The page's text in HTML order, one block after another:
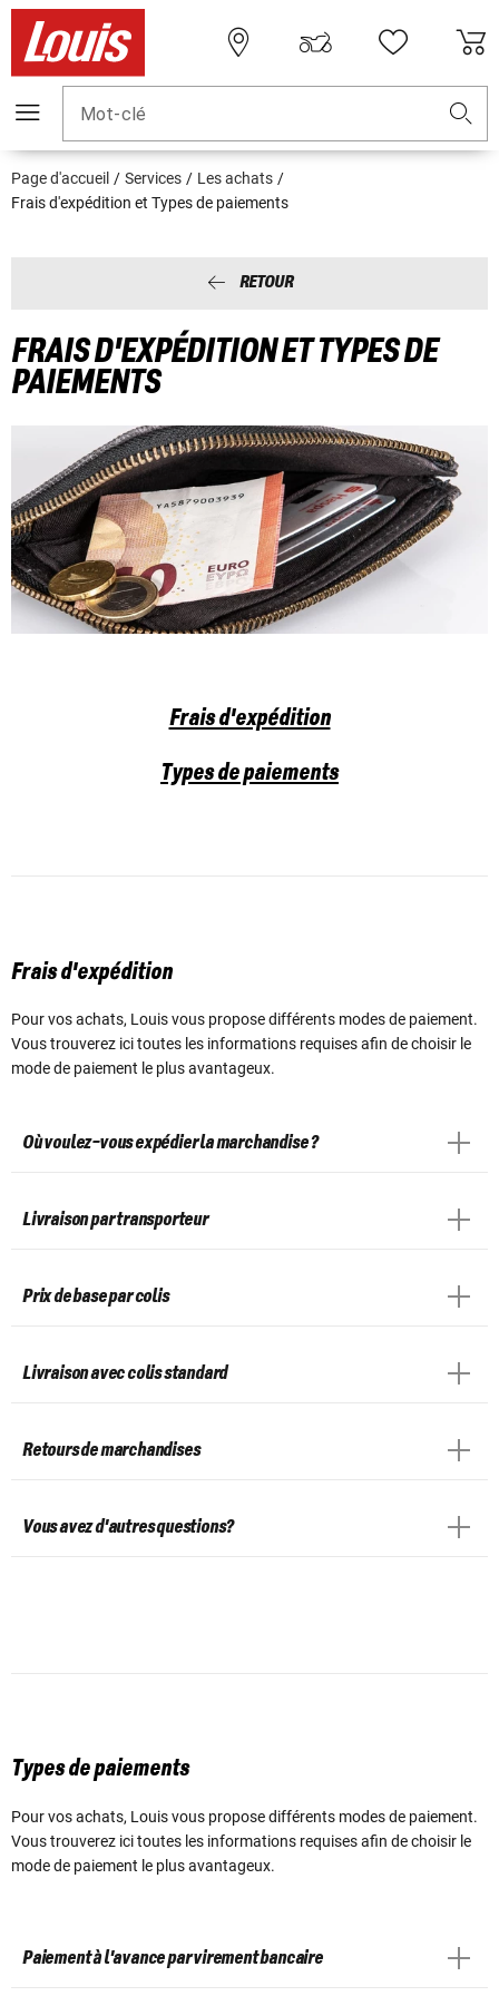
Mot-clé
Page d'accueil Services
Les achats
Frais d'expédition et Types de paiements
RETOUR
FRAIS D'EXPÉDITION ET TYPES DE
PAIEMENTS
Frais d'expédition
Types de paiements
Frais d'expédition
Pour vos achats, Louis vous propose différents modes de paiement.
Vous trouverez ici toutes les informations requises afin de choisir le
mode de paiement le plus avantageux.
Où voulez-vous expédier la marchandise ?
Livraison par transporteur
Prix de base par colis
Livraison avec colis standard
Retours de marchandises
Vous avez d'autres questions?
Types de paiements
Pour vos achats, Louis vous propose différents modes de paiement.
Vous trouverez ici toutes les informations requises afin de choisir le
mode de paiement le plus avantageux.
Paiement à l'avance par virement bancaire